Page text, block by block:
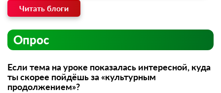
Читать блоги
Опрос
Если тема на уроке показалась интересной, куда
ты скорее пойдёшь за «культурным
продолжением»?